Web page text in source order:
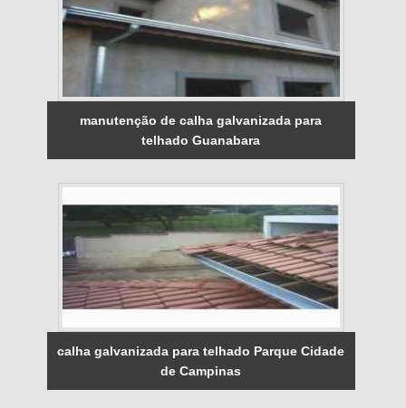
manutenção de calha galvanizada para
telhado Guanabara
calha galvanizada para telhado Parque Cidade
de Campinas